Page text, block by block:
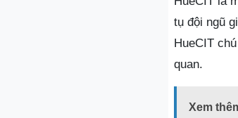
tụ đội ngũ
HueCIT
quan.
Xem